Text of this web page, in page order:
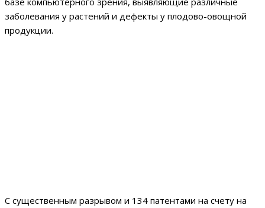
заболевания у растений и дефекты у плодово-овощной
продукции.
С существенным разрывом и 134 патентами на счету на